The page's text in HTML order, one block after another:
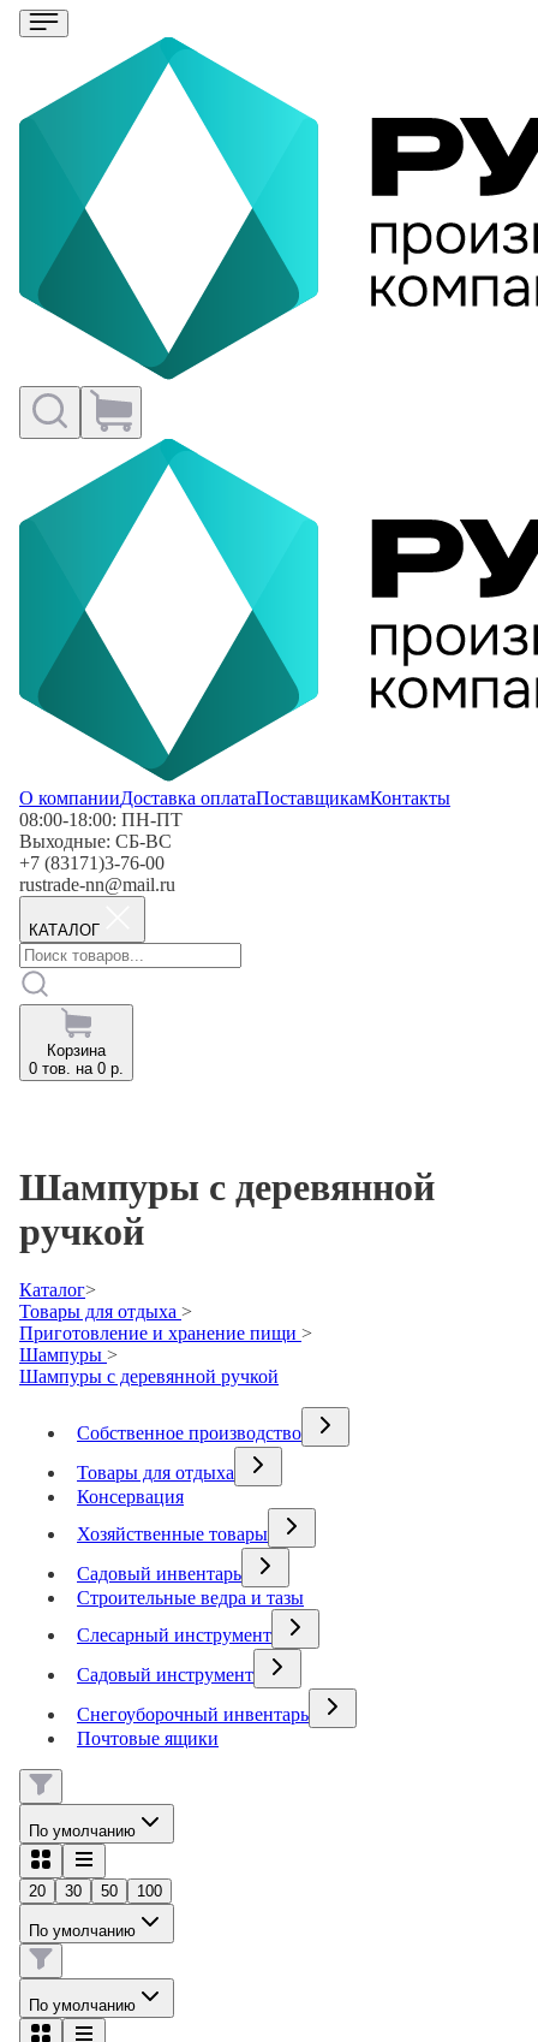
О компанииДоставка оплатаПоставщикамКонтакты
08:00-18:00: ПН-ПТ
Выходные: СБ-ВС
+7 (83171)3-76-00
rustrade-nn@mail.ru
КАТАЛОГ
Корзина
0 тов. на 0 р.
Шампуры с деревянной
ручкой
Каталог>
Товары для отдыха >
Приготовление и хранение пищи >
Шампуры >
Шампуры с деревянной ручкой
Собственное производство
Товары для отдыха
Консервация
Хозяйственные товары
Садовый инвентарь
Строительные ведра и тазы
Слесарный инструмент
Садовый инструмент
Снегоуборочный инвентарь
Почтовые ящики
По умолчанию
20 30 50 100
По умолчанию
По умолчанию